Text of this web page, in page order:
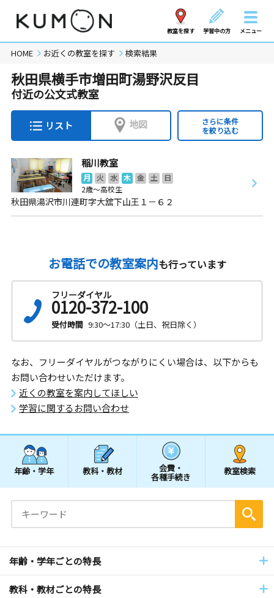
教室を探す 学習中の方 メニュー
HOME お近くの教室を探す 検索結果
秋田県横手市増田町湯野沢反目
付近の公文式教室
リスト 地図
さらに条件
を絞り込む
稲川教室
月 火 水 木 金 土
日
2歳～高校生
秋田県湯沢市川連町字大舘下山王１－６２
お電話での教室案内も行っています
フリーダイヤル
0120-372-100
受付時間 9:30～17:30（土日、祝日除く）
なお、フリーダイヤルがつながりにくい場合は、以下からも
お問い合わせいただけます。
近くの教室を案内してほしい
学習に関するお問い合わせ
年齢・学年 教科・教材 会費・
各種手続き
教室検索
年齢・学年ごとの特長
教科・教材ごとの特長